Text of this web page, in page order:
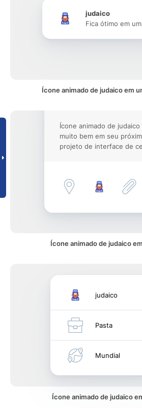
judaico
Fica ótimo em
Ícone animado de judaico em
Ícone animado de judaico
muito bem em seu
projeto de interface de
Ícone animado de judaico
judaico
Pasta
Mundial
Ícone animado de judaico